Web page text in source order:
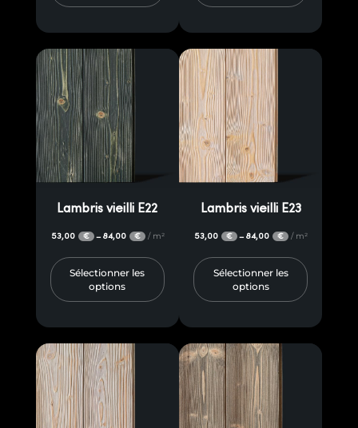
Lambris vieilli E22
53,00 € – 84,00 € / m²
Sélectionner les
options
Lambris vieilli E23
53,00 € – 84,00 € / m²
Sélectionner les
options